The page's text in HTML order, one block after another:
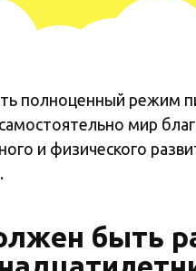
полноценный режим
мир
и физического
быть